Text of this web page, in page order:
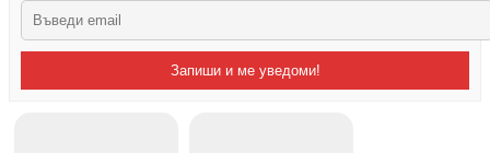
Запиши и ме уведоми!